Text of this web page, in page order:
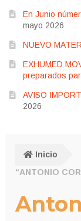
En Junio
mayo 2026
NUEVO
EXHUMED
preparados
AVISO
2026
Inicio
“ANTONIO